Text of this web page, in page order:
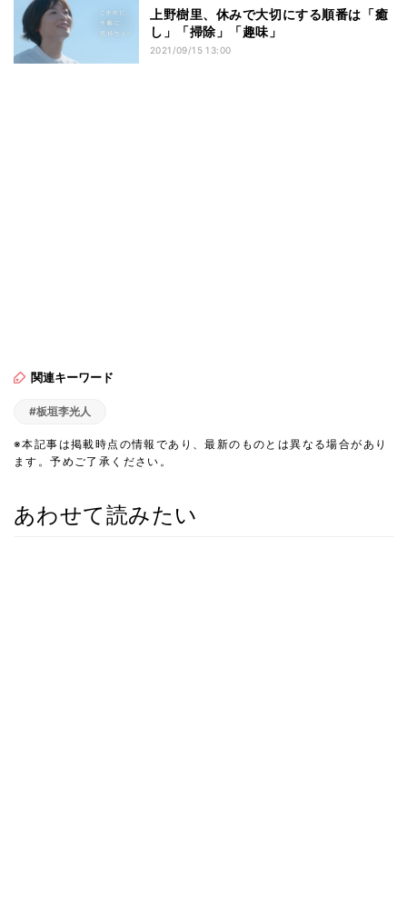
上野樹里、休みで大切にする順番は「癒
し」「掃除」「趣味」
2021/09/15 13:00
関連キーワード
#板垣李光人
※本記事は掲載時点の情報であり、最新のものとは異なる場合があり
ます。予めご了承ください。
あわせて読みたい